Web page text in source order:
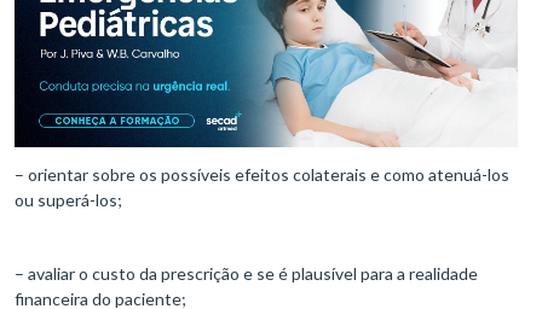
– orientar sobre os possíveis efeitos colaterais e como atenuá-los
ou superá-los;
– avaliar o custo da prescrição e se é plausível para a realidade
financeira do paciente;